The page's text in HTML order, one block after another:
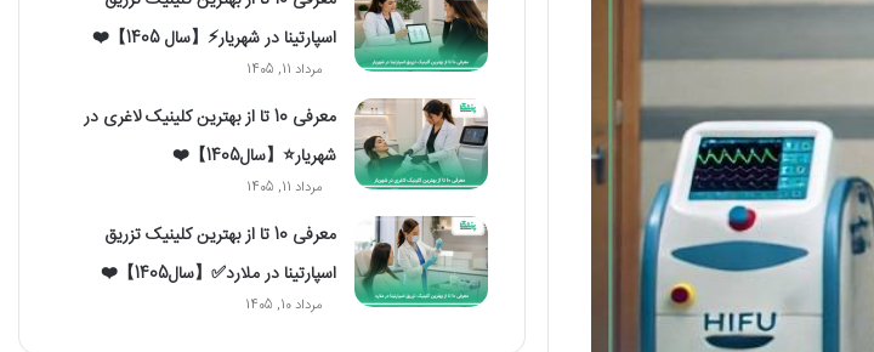
اسپارتینا در شهریار⚡【سال 1405】❤️
مرداد 11, 1405
معرفی 10 تا از بهترین کلینیک لاغری در
شهریار⭐【سال1405】❤️
مرداد 11, 1405
معرفی 10 تا از بهترین کلینیک تزریق
اسپارتینا در ملارد✅【سال1405】❤️
مرداد 10, 1405